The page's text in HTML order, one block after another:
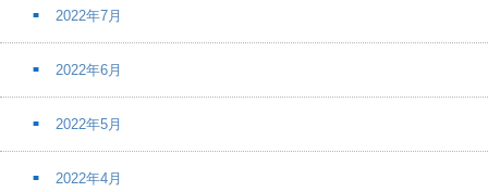
2022年7月
2022年6月
2022年5月
2022年4月